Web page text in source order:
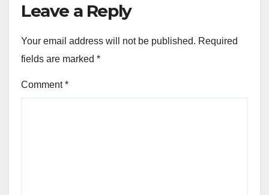
Leave a Reply
Your email address will not be published. Required
fields are marked *
Comment*